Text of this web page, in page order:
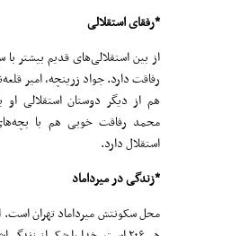
*رفقای استقلالی
از بین استقلالی‌های قدیم بیشتر با
رفاقت دارد. جواد زرینچه، امیر
هم از دیگر دوستان استقلالی
محمد رفاقت خوبی هم با
استقلال دارد.
*زندگی در میرداماد
محل سکونتش میرداماد تهران